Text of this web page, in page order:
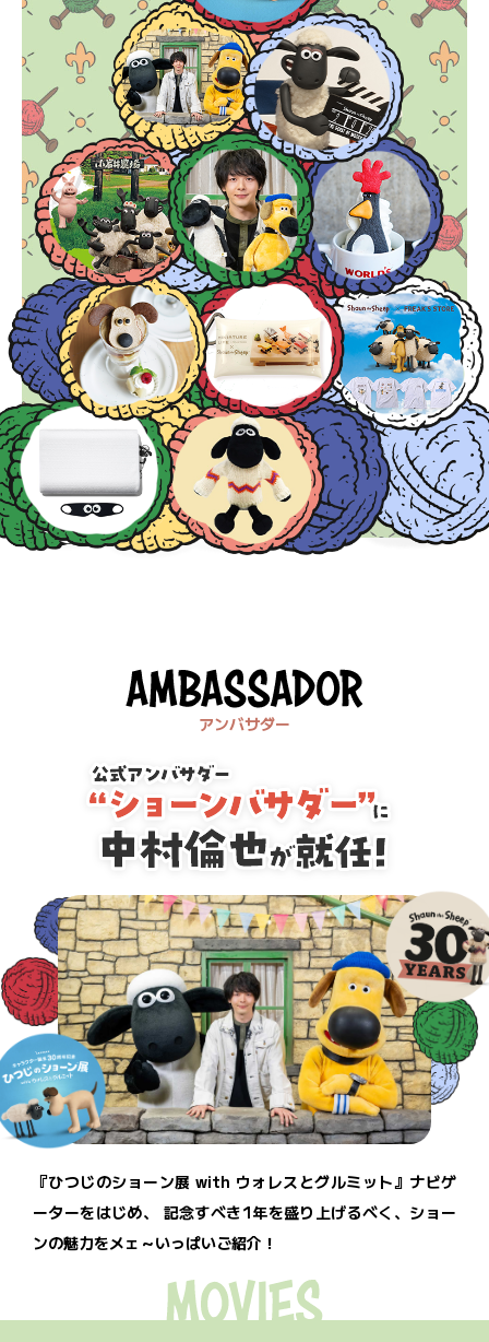
アンバサダー
『ひつじのショーン展 with ウォレスとグルミット』ナビゲ
ーターをはじめ、
記念すべき1年を盛り上げるべく、ショー
ンの魅力をメェ～いっぱいご紹介！